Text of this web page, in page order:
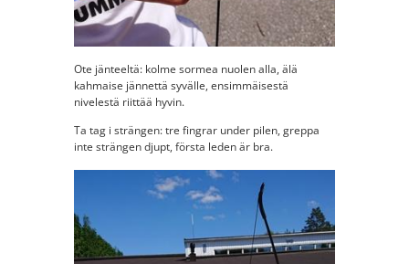
Ote jänteeltä: kolme sormea nuolen alla, älä
kahmaise jännettä syvälle, ensimmäisestä
nivelestä riittää hyvin.
Ta tag i strängen: tre fingrar under pilen, greppa
inte strängen djupt, första leden är bra.